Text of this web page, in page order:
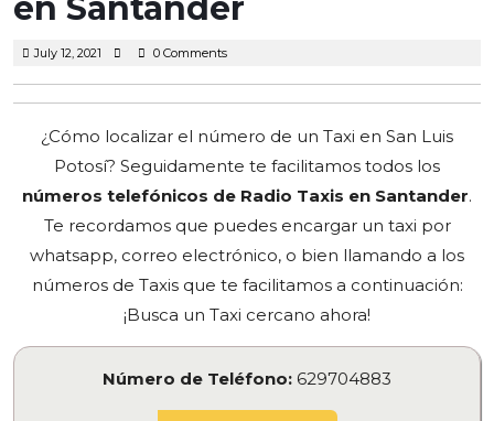
en Santander
July 12, 2021 July
2021
0 Comments
¿Cómo localizar el número de un Taxi en San Luis
Potosí? Seguidamente te facilitamos todos los
números telefónicos de Radio Taxis en Santander.
Te recordamos que puedes encargar un taxi por
whatsapp, correo electrónico, o bien llamando a los
números de Taxis que te facilitamos a continuación:
¡Busca un Taxi cercano ahora!
Número de Teléfono: 629704883